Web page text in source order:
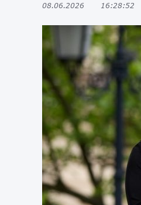
08.06.2026 16:28:52